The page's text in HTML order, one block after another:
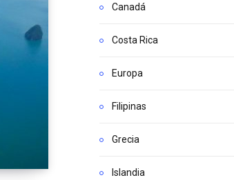
Canadá
Costa Rica
Europa
Filipinas
Grecia
Islandia